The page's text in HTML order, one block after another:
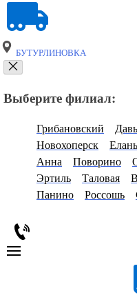
БУТУРЛИНОВКА
Выберите филиал:
Грибановский
Новохоперск
Анна
Поворино
Эртиль
Таловая
Панино
Россошь